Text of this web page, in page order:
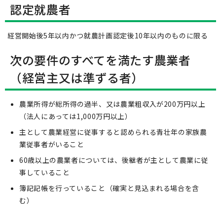
認定就農者
経営開始後5年以内かつ就農計画認定後10年以内のものに限る
次の要件のすべてを満たす農業者
（経営主又は準ずる者）
農業所得が総所得の過半、又は農業粗収入が200万円以上
（法人にあっては1,000万円以上）
主として農業経営に従事すると認められる青壮年の家族農
業従事者がいること
60歳以上の農業者については、後継者が主として農業に従
事していること
簿記記帳を行っていること（確実と見込まれる場合を含
む）